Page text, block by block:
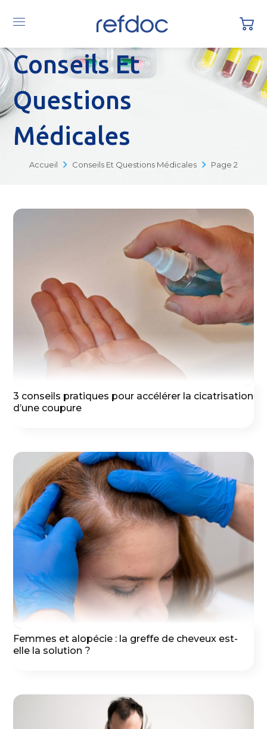
Conseils Et
Questions
Médicales
Accueil Conseils Et Questions Médicales Page 2
3 conseils pratiques pour accélérer la cicatrisation
d’une coupure
Femmes et alopécie : la greffe de cheveux est-
elle la solution ?